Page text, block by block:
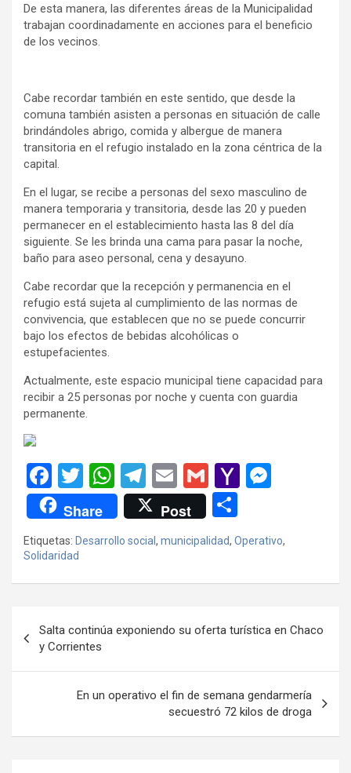
De esta manera, las diferentes áreas de la Municipalidad
trabajan coordinadamente en acciones para el beneficio
de los vecinos.
Cabe recordar también en este sentido, que desde la
comuna también asisten a personas en situación de calle
brindándoles abrigo, comida y albergue de manera
transitoria en el refugio instalado en la zona céntrica de la
capital.
En el lugar, se recibe a personas del sexo masculino de
manera temporaria y transitoria, desde las 20 y pueden
permanecer en el establecimiento hasta las 8 del día
siguiente. Se les brinda una cama para pasar la noche,
baño para aseo personal, cena y desayuno.
Cabe recordar que la recepción y permanencia en el
refugio está sujeta al cumplimiento de las normas de
convivencia, que establecen que no se puede concurrir
bajo los efectos de bebidas alcohólicas o
estupefacientes.
Actualmente, este espacio municipal tiene capacidad para
recibir a 25 personas por noche y cuenta con guardia
permanente.
F
a
ce
b
o
k
T
wi
tt
er
W
h
at
s
A
p
T
el
e
gr
a
E
m
ail
G
m
ail
Y
o
o
ail
n
g
Share Post
o
m
p
tir
Etiquetas: Desarrollo social , municipalidad, Operativo,
Solidaridad
de
entradas
Salta continúa exponiendo su oferta turística en Chaco
y Corrientes
En un operativo el fin de semana gendarmería
secuestró 72 kilos de droga